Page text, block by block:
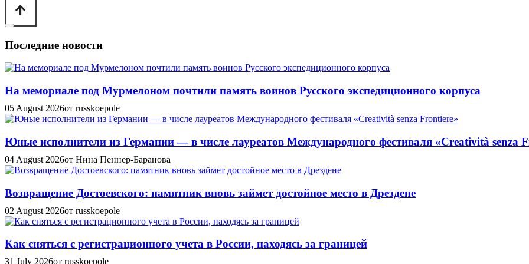
Последние новости
На мемориале под Мурмелоном почтили память воинов Русского экспедиционного корпуса
05 August 2026от russkoepole
Юные исполнители из Германии — в числе лауреатов Международного фестиваля «Creatività senza
04 August 2026от Нина Пеннер-Баранова
Возвращение Достоевского: памятник вновь займет достойное место в Дрездене
02 August 2026от russkoepole
Как сняться с регистрационного учета в России, находясь за границей
31 July 2026от russkoepole